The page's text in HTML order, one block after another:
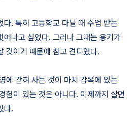
다. 특히 고등학교 다닐 때 수업 받는
어나고 싶었다. 그러나 그때는 용기가
것이기 때문에 참고 견디었다.
에 갇혀 사는 것이 마치 감옥에 있는
험이 있는 것은 아니다. 이제까지 살면
다.